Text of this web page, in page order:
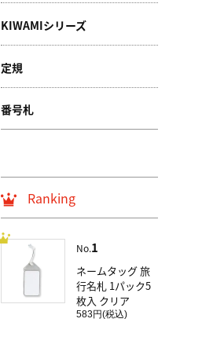
KIWAMIシリーズ
定規
番号札
Ranking
No.1
ネームタッグ 旅
行名札 1パック5
枚入 クリア
583円(税込)